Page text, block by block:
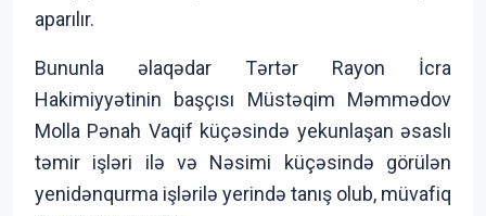
aparılır.
Bununla əlaqədar Tərtər Rayon İcra
Hakimiyyətinin başçısı Müstəqim Məmmədov
Molla Pənah Vaqif küçəsində yekunlaşan əsaslı
təmir işləri ilə və Nəsimi küçəsində görülən
yenidənqurma işlərilə yerində tanış olub, müvafiq